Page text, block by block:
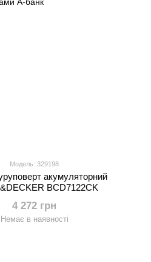
Модель: 329198
акумуляторний
BCD7122CK
4 272 грн
Немає в наявності